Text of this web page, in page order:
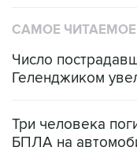
САМОЕ ЧИТАЕМОЕ
Число
Геленджиком
Три человека
БПЛА на